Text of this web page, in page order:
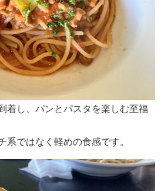
着し、パンとパスタを楽しむ至福
系ではなく軽めの食感です。